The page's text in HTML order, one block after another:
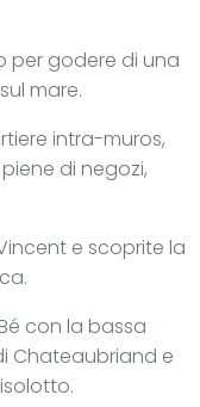
per godere di una
mare.
intra-muros,
di negozi,
e scoprite la
con la bassa
Chateaubriand e